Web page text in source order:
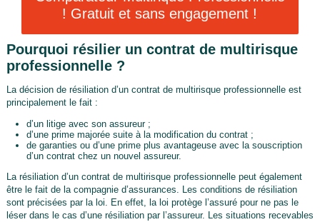
! Gratuit et sans engagement !
Pourquoi résilier un contrat de multirisque
professionnelle ?
La décision de résiliation d’un contrat de multirisque professionnelle est
principalement le fait :
d’un litige avec son assureur ;
d’une prime majorée suite à la modification du contrat ;
de garanties ou d’une prime plus avantageuse avec la souscription
d’un contrat chez un nouvel assureur.
La résiliation d’un contrat de multirisque professionnelle peut également
être le fait de la compagnie d’assurances. Les conditions de résiliation
sont précisées par la loi. En effet, la loi protège l’assuré pour ne pas le
léser dans le cas d’une résiliation par l’assureur. Les situations recevables